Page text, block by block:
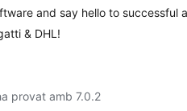
and say hello to successful
& DHL!
provat amb 7.0.2